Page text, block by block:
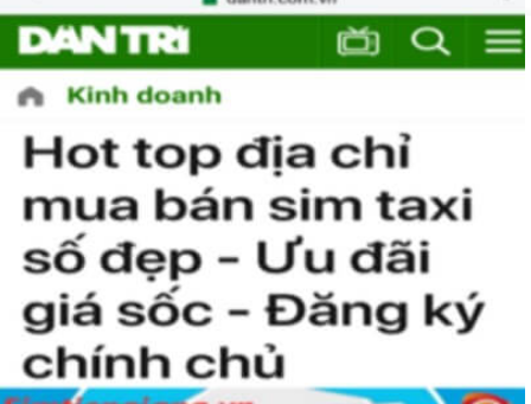
Tại sao nên sở hữu sim ngũ quý 5?
Sim ngũ quý 5 được nhiều người quan tâm vì con số 5 được
coi là số của Phúc, của Vàng, của Vua nên được nhiều người
yêu thích và chọn lựa.
Vì vậy
sim số đẹpđuôi 55555thể hiện được ước vọng về sự
hoà hợp, bình an, sinh sôi, làm việc gì cũng thuận lợi và tiến
đến vị trí cao nhất. Số 5 là con số của đời người, thể hiện sự
bình yên, hạnh phúc.